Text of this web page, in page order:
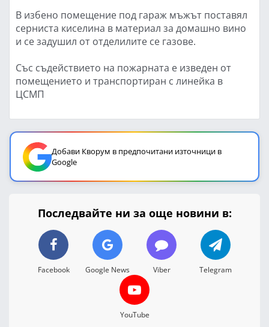
В избено помещение под гараж мъжът поставял
серниста киселина в материал за домашно вино
и се задушил от отделилите се газове.
Със съдействието на пожарната е изведен от
помещението и транспортиран с линейка в
ЦСМП
Добави Кворум в предпочитани източници в
Google
Последвайте ни за още новини в:
Facebook Google News Viber Telegram
YouTube